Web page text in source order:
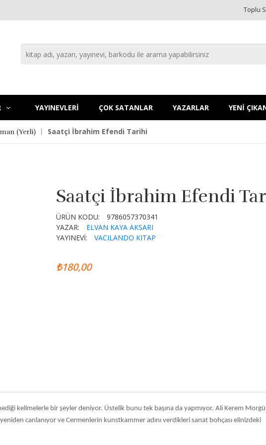
Toplu
YAYINEVLERİ ÇOK SATANLAR YAZARLAR YENİ
(Yerli) Saatçi İbrahim Efendi Tarihi
Saatçi İbrahim Efendi
ÜRÜN KODU:
9786057370341
YAZAR:
ELVAN KAYA AKSARI
YAYINEVİ:
VACILANDO KITAP
₺180,00
kelimelerle bir şeyler deniyor. Üstelik bunu tek başına da yapmıyor. Ali Kerem
canlanıyor ve Cermenlerin kunstkammer adını verdikleri sanat bohçası elinizdeki